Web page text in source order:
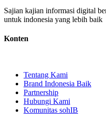
Sajian kajian informasi digital
untuk indonesia yang lebih baik
Konten
Tentang Kami
Brand Indonesia Baik
Partnership
Hubungi Kami
Komunitas sohIB